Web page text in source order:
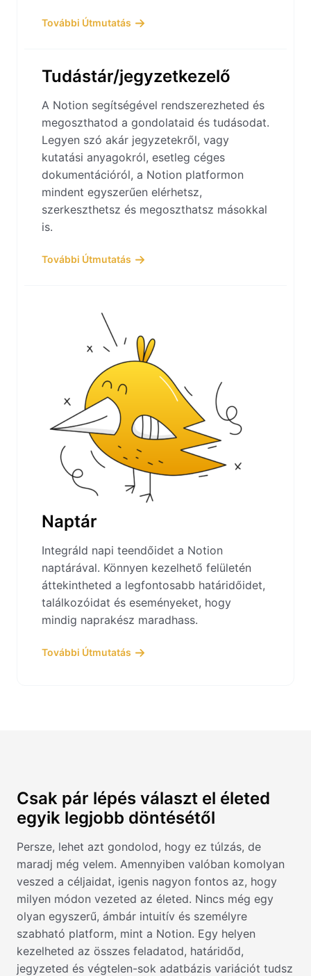
További Útmutatás
Tudástár/jegyzetkezelő
A Notion segítségével rendszerezheted és
megoszthatod a gondolataid és tudásodat.
Legyen szó akár jegyzetekről, vagy
kutatási anyagokról, esetleg céges
dokumentációról, a Notion platformon
mindent egyszerűen elérhetsz,
szerkeszthetsz és megoszthatsz másokkal
is.
További Útmutatás
Naptár
Integráld napi teendőidet a Notion
naptárával. Könnyen kezelhető felületén
áttekintheted a legfontosabb határidőidet,
találkozóidat és eseményeket, hogy
mindig naprakész maradhass.
További Útmutatás
Csak pár lépés választ el életed
egyik legjobb döntésétől
Persze, lehet azt gondolod, hogy ez túlzás, de
maradj még velem. Amennyiben valóban komolyan
veszed a céljaidat, igenis nagyon fontos az, hogy
milyen módon vezeted az életed. Nincs még egy
olyan egyszerű, ámbár intuitív és személyre
szabható platform, mint a Notion. Egy helyen
kezelheted az összes feladatod, határidőd,
jegyzeted és végtelen-sok adatbázis variációt tudsz